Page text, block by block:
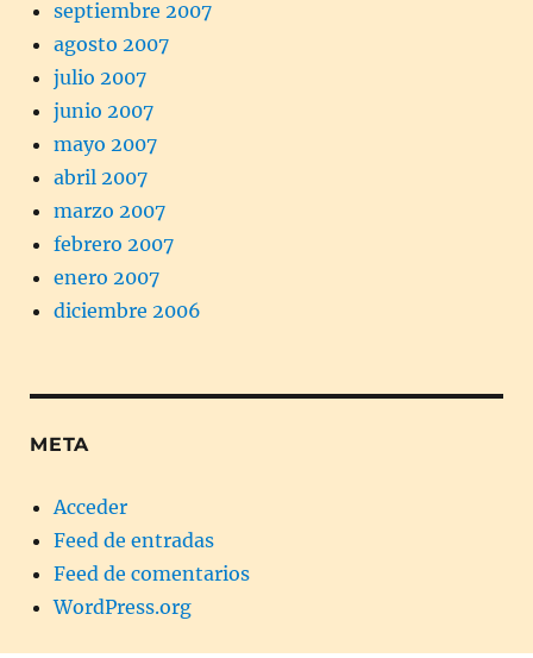
septiembre 2007
agosto 2007
julio 2007
junio 2007
mayo 2007
abril 2007
marzo 2007
febrero 2007
enero 2007
diciembre 2006
META
Acceder
Feed de entradas
Feed de comentarios
WordPress.org